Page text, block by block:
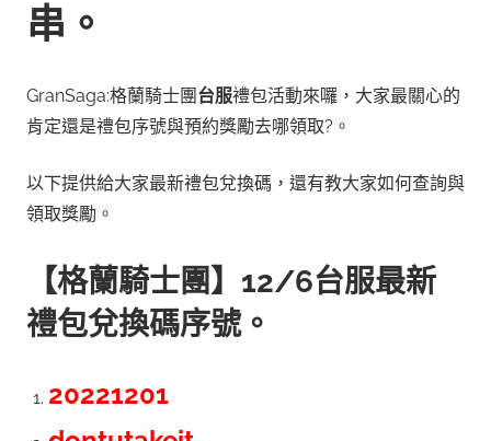
串。
GranSaga:格蘭騎士團 台服禮包活動來囉，大家最關心的
肯定還是禮包序號與預約獎勵去哪領取?。
以下提供給大家最新禮包兌換碼 ，還有教大家如何查詢與
領取獎勵。
【格蘭騎士團】12/6台服最新
禮包兌換碼序號。
20221201